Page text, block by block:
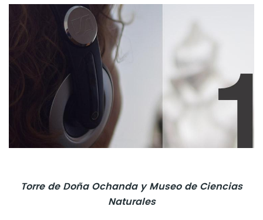
Torre de Doña Ochanda y Museo de Ciencias
Naturales